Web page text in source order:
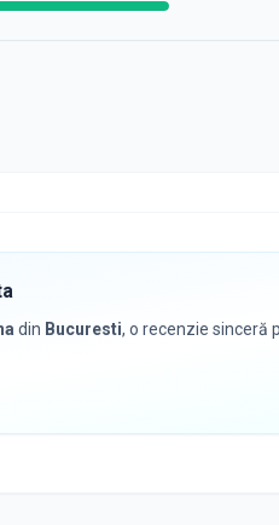
din Bucuresti, o recenzie sinceră